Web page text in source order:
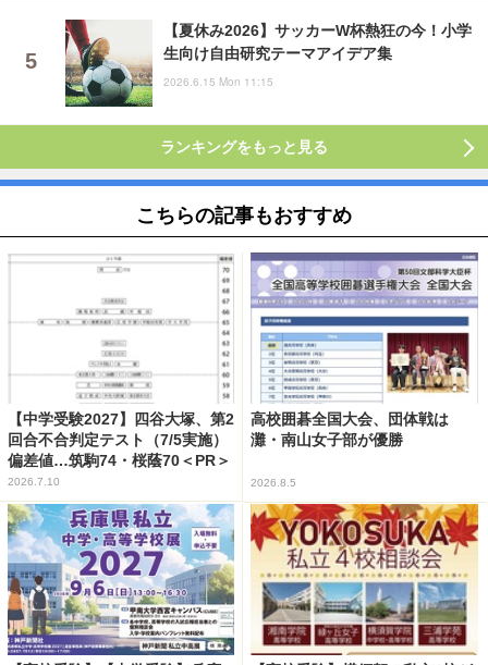
【夏休み2026】サッカーW杯熱狂の今！小学
生向け自由研究テーマアイデア集
2026.6.15 Mon 11:15
ランキングをもっと見る
こちらの記事もおすすめ
【中学受験2027】四谷大塚、第2
回合不合判定テスト（7/5実施）
偏差値…筑駒74・桜蔭70＜PR＞
2026.7.10
高校囲碁全国大会、団体戦は
灘・南山女子部が優勝
2026.8.5